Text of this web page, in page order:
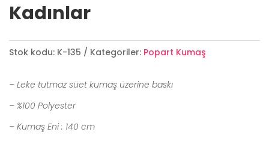
Kadınlar
Stok kodu: K-135 Kategoriler: Popart Kumaş
– Leke tutmaz süet kumaş üzerine baskı
– %100 Polyester
– Kumaş Eni : 140 cm